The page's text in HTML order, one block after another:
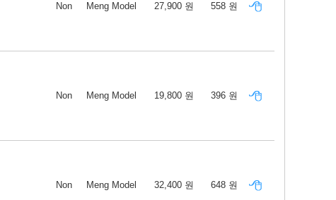
Non Meng Model 27,900 원 558 원
Non Meng Model 19,800 원 396 원
Non Meng Model 32,400 원 648 원